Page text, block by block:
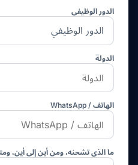
الدور الوظيفي
الدولة
الهاتف / WhatsApp
ما الذي تشحنه، ومن أين إلى أين،